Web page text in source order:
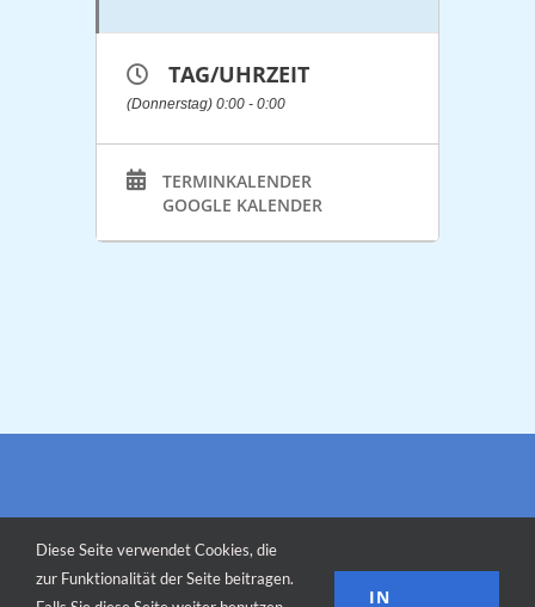
TAG/UHRZEIT
(Donnerstag) 0:00 - 0:00
TERMINKALENDER
GOOGLE KALENDER
Diese Seite verwendet Cookies, die
zur Funktionalität der Seite beitragen.
IN